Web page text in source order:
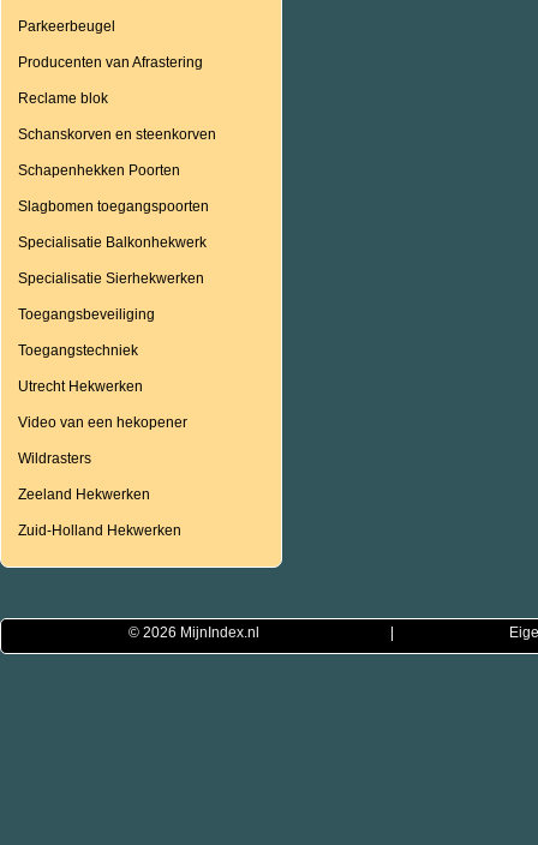
Parkeerbeugel
Producenten van Afrastering
Reclame blok
Schanskorven en steenkorven
Schapenhekken Poorten
Slagbomen toegangspoorten
Specialisatie Balkonhekwerk
Specialisatie Sierhekwerken
Toegangsbeveiliging
Toegangstechniek
Utrecht Hekwerken
Video van een hekopener
Wildrasters
Zeeland Hekwerken
Zuid-Holland Hekwerken
© 2026 MijnIndex.nl